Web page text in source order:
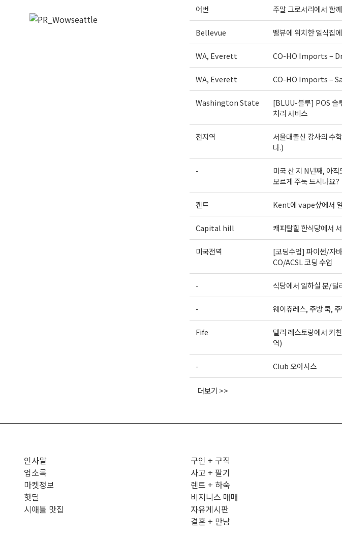
어번 주말 그로서리에서 함
Bellevue 벨뷰에 위치한 일식집
WA, Everett CO-HO Imports –
WA, Everett CO-HO Imports –
Washington State
[BLUU-블루] POS 솔
처리 서비스
전지역
서울대출신 강사의 수
다.)
-
미국 산 지 N년째, 아
모르게 주눅 드시나요?
켄트 Kent에 vape샆에서
Capital hill 캐피탈힐 한식당에서
미국전역
[코딩수업] 파이썬/자
CO/ACSL 코딩 수업
- 식당에서 일하실 분/딜
- 웨이츄레스, 주방 쿡,
Fife
델리 레스토랑에서 키
역)
- Club 오아시스
더보기 >>
인사말
업소록
마켓정보
핫딜
시애틀 맛집
구인 + 구직
사고 + 팔기
렌트 + 하숙
비지니스 매매
자유게시판
결혼 + 만남